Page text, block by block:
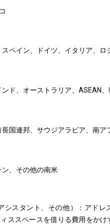
ペイン、ドイツ、イタリア、ロ
ド、オーストラリア、ASEAN
国連邦、サウジアラビア、南
、その他の南米
スタント、その他）：アドレ
ススペースを借りる費用をかけ